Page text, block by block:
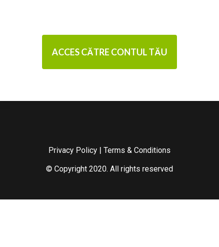
ACCES CĂTRE CONTUL TĂU
Privacy Policy | Terms & Conditions
© Copyright 2020. All rights reserved